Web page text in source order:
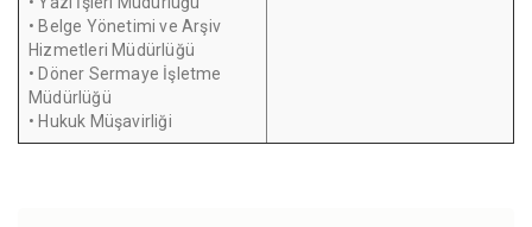
• Belge Yönetimi ve Arşiv
Hizmetleri Müdürlüğü
• Döner Sermaye İşletme
Müdürlüğü
• Hukuk Müşavirliği